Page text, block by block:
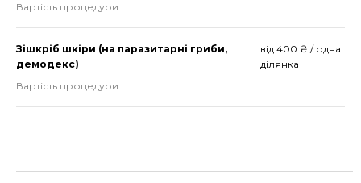
Вартість процедури
Зішкріб шкіри (на паразитарні гриби,
демодекс)
від 400 ₴ / одна
ділянка
Вартість процедури